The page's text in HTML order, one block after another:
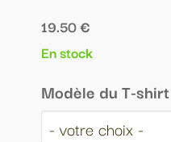
19.50 €
En stock
Modèle du T-